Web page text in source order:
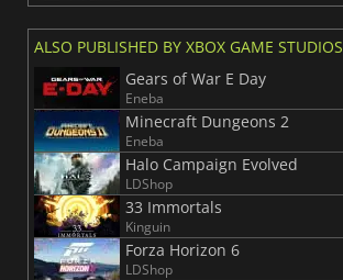
ALSO PUBLISHED BY XBOX GAME STUDIOS
Gears of War E Day
Eneba
Minecraft Dungeons 2
Eneba
Halo Campaign Evolved
LDShop
33 Immortals
Kinguin
Forza Horizon 6
LDShop